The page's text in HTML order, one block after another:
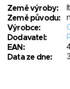
Země výroby:
Země původu:
Výrobce:
Dodavatel:
EAN:
Data ze dne: